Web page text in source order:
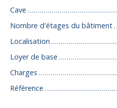
Cave
Nombre d'étages du bâtiment
Localisation
Loyer de base
Charges
Référence